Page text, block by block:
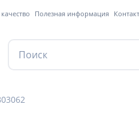
Полезная информация